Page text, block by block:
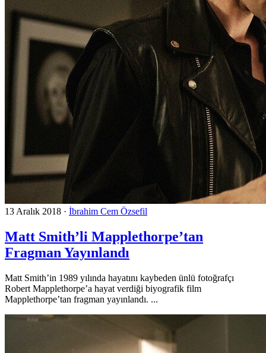
13 Aralık 2018 · İbrahim Cem Özsefil
Matt Smith’li Mapplethorpe’tan
Fragman Yayınlandı
Matt Smith’in 1989 yılında hayatını kaybeden ünlü fotoğrafçı
Robert Mapplethorpe’a hayat verdiği biyografik film
Mapplethorpe’tan fragman yayınlandı. ...